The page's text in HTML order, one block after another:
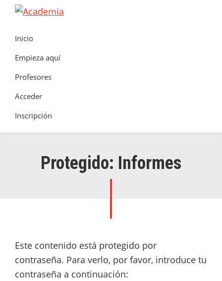
Saltar
principal
Saltar
contenido
Saltar
página
de
Seguretat
Incendis
Inicio
Empieza aquí
Profesores
Acceder
Inscripción
Protegido: Informes
Este contenido está protegido por
contraseña. Para verlo, por favor, introduce tu
contraseña a continuación: